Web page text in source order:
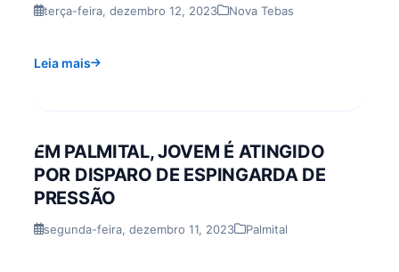
terça-feira, dezembro 12, 2023 Nova Tebas
Leia mais
EM PALMITAL, JOVEM É ATINGIDO
POR DISPARO DE ESPINGARDA DE
PRESSÃO
segunda-feira, dezembro 11, 2023 Palmital